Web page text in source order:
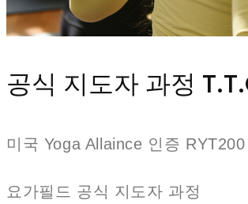
공식 지도자 과정
미국 Yoga Allaince 인증
요가필드 공식 지도자 과정